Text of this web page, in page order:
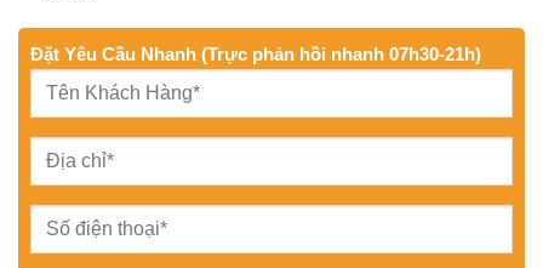
Đặt Yêu Cầu Nhanh (Trực phản hồi nhanh 07h30-21h)